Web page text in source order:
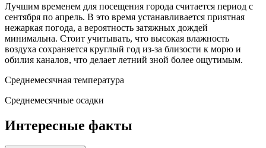
Лучшим временем для посещения города считается период с
сентября по апрель. В это время устанавливается приятная
нежаркая погода, а вероятность затяжных дождей
минимальна. Стоит учитывать, что высокая влажность
воздуха сохраняется круглый год из-за близости к морю и
обилия каналов, что делает летний зной более ощутимым.
Среднемесячная температура
Среднемесячные осадки
Интересные факты